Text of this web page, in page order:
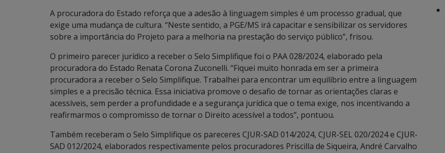
A procuradora do Estado reforça que a adesão à linguagem simples é um processo gradual, que
exige uma mudança de cultura. “Neste sentido, a PGE/MS irá capacitar e sensibilizar os servidores
sobre a importância do Projeto para a melhoria na prestação do serviço público”, frisou.
O primeiro parecer jurídico a receber o Selo Simplifique foi o PAA 028/2024, elaborado pela
procuradora do Estado Renata Corona Zuconelli. “Fiquei muito honrada em ser a primeira
procuradora a receber o Selo Simplifique. Trabalhei para encontrar um equilíbrio entre a linguagem
simples e a precisão técnica. Essa iniciativa promove o desafio de tornar as orientações claras e
acessíveis, sem perder a profundidade e a segurança jurídica que o tema exige, nos incentivando a
reafirmarmos o compromisso de tornar o Direito acessível a todos”, pontuou.
Também receberam o Selo Simplifique os pareceres CJUR-SAD 014/2024, CJUR-SEL 020/2024 e CJUR-
SAD 012/2024, elaborados respectivamente pelos procuradores Priscilla de Siqueira, André Carvalho